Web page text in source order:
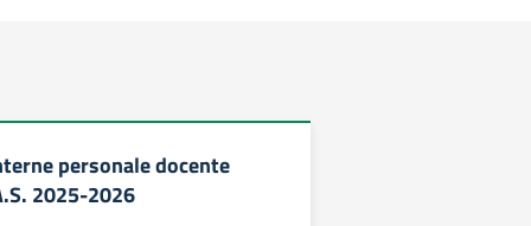
personale docente
2025-2026